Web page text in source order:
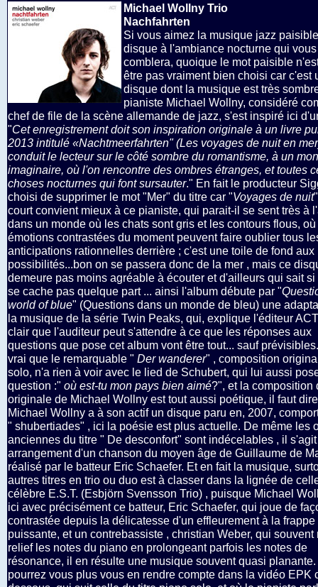
Michael Wollny Trio
Nachfahrten
Si vous aimez la musique jazz
disque à l'ambiance nocturne qui vous
comblera, quoique le mot paisible
être pas vraiment bien choisi car c'est
disque dont la musique est très
pianiste Michael Wollny, considéré
chef de file de la scène allemande de jazz, s'est inspiré ici
"Cet enregistrement doit son inspiration originale à un livre
2013 intitulé «Nachtmeerfahrten" (Les voyages de nuit en
conduit le lecteur sur le côté sombre du romantisme, à un
imaginaire, où l'on rencontre des ombres étranges, et toutes
choses nocturnes qui font sursauter." En fait le producteur
choisi de supprimer le mot "Mer" du titre car "Voyages de nuit
court convient mieux à ce pianiste, qui parait-il se sent très à
dans un monde où les chats sont gris et les contours flous,
émotions contrastées du moment peuvent faire oublier tous
anticipations rationnelles derrière ; c'est une toile de fond aux
possibilités...bon on se passera donc de la mer , mais ce
demeure pas moins agréable à écouter et d'ailleurs qui sait
se cache pas quelque part ... ainsi l'album débute par "
world of blue" (Questions dans un monde de bleu) une
la musique de la série Twin Peaks, qui, explique l'éditeur
clair que l'auditeur peut s'attendre à ce que les réponses aux
questions que pose cet album vont être tout... sauf
vrai que le remarquable " Der wanderer" , composition
solo, n'a rien à voir avec le lied de Schubert, qui lui aussi
question :" où est-tu mon pays bien aimé?", et la composition
originale de Michael Wollny est tout aussi poétique, il faut
Michael Wollny a à son actif un disque paru en, 2007,
" shubertiades" , ici la poésie est plus actuelle. De même les
anciennes du titre " De desconfort" sont indécelables , il
arrangement d'un chanson du moyen âge de Guillaume de
réalisé par le batteur Eric Schaefer. Et en fait la musique,
autres titres en trio ou duo est à classer dans la lignée de
célèbre E.S.T. (Esbjörn Svensson Trio) , puisque Michael
ici avec précisément ce batteur, Eric Schaefer, qui joue de
contrastée depuis la délicatesse d'un effleurement à la frappe
puissante, et un contrebassiste , christian Weber, qui souvent
relief les notes du piano en prolongeant parfois les notes de
résonance, il en résulte une musique souvent quasi
pourrez vous plus vous en rendre compte dans la vidéo EPK